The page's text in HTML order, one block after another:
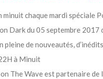
chaque mardi spéciale
Dark du 05 septembre
pleine de nouveautés,
à Minuit
The Wave est partenaire